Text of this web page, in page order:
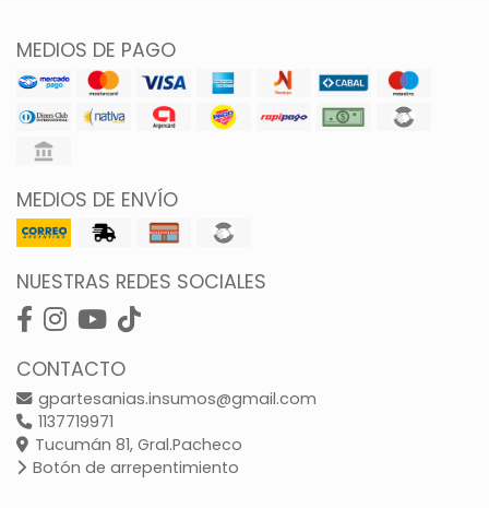
MEDIOS DE PAGO
MEDIOS DE ENVÍO
NUESTRAS REDES SOCIALES
CONTACTO
gpartesanias.insumos@gmail.com
1137719971
Tucumán 81, Gral.Pacheco
Botón de arrepentimiento